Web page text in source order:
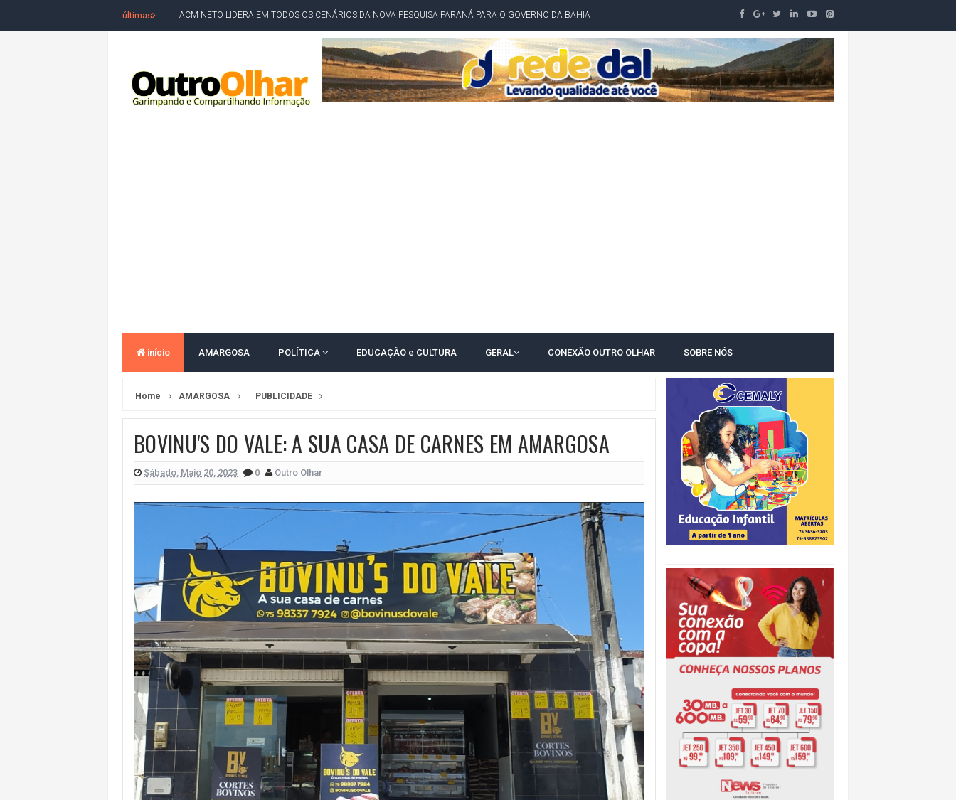
últimas ACM NETO LIDERA EM TODOS OS CENÁRIOS DA NOVA PESQUISA PARANÁ PARA O GOVERNO DA BAHIA
LEVARAM CELULARES: Prefeito e presidente de Câmara são furtados em convenção do PT na Bahia
CONVENÇÃO DO PT MARCA INÍCIO DA CAMPANHA DE JERÔNIMO COM DISCURSO MODERADO DE LULA
REDES SOCIAIS REFLETEM DISPUTA PELO GOVERNO DA BAHIA COM VANTAGEM PARA ACM NETO EM ENQUETES
ELEIÇÕES NA BAHIA: PSOL E REDE OFICIALIZAM CHAPA PURA COM RONALDO MANSUR E MEIRE REIS
DEFENSORIA PÚBLICA REALIZA MUTIRÃO GRATUITO DE DNA EM AMARGOSA PARA RECONHECIMENTO DE PATERNIDADE
MILEI CHAMA LULA DE "LADRÃO E CORRUPTO" E ELEVA TENSÃO DIPLOMÁTICA ENTRE BRASIL E ARGENTINA
início AMARGOSA POLÍTICA EDUCAÇÃO e CULTURA GERAL CONEXÃO OUTRO OLHAR SOBRE NÓS
Home AMARGOSA PUBLICIDADE
BOVINU'S DO VALE: A SUA CASA DE CARNES EM AMARGOSA
Sábado, Maio 20, 2023 0 Outro Olhar